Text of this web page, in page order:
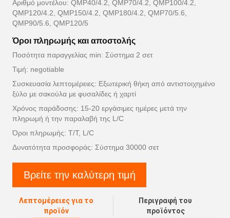
Αριθμό μοντέλου: QMP40/4.2, QMP70/4.2, QMP100/4.2,
QMP120/4.2, QMP150/4.2, QMP180/4.2, QMP70/5.6,
QMP90/5.6, QMP120/5
Όροι πληρωμής και αποστολής
Ποσότητα παραγγελίας min: Σύστημα 2 σετ
Τιμή: negotiable
Συσκευασία λεπτομέρειες: Εξωτερική θήκη από αντιστοιχημένο
ξύλο με σακούλα με φυσαλίδες ή χαρτί
Χρόνος παράδοσης: 15-20 εργάσιμες ημέρες μετά την
πληρωμή ή την παραλαβή της L/C
Όροι πληρωμής: T/T, L/C
Δυνατότητα προσφοράς: Σύστημα 30000 σετ
Βρείτε την καλύτερη τιμή
Λεπτομέρειες για το
προϊόν
Περιγραφή του
προϊόντος